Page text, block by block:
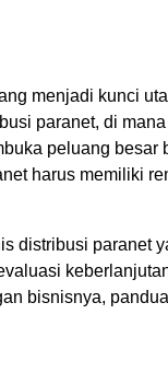
menjadi kunci
paranet, di
peluang besar
harus memiliki
distribusi paranet
bisnisnya,